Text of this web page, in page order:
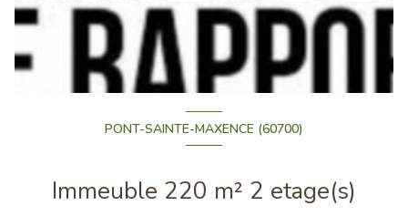
PONT-SAINTE-MAXENCE (60700)
Immeuble 220 m² 2 etage(s)